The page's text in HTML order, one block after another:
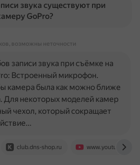
звука существуют при
GoPro?
возможны неточности
club.dns-shop.ru www.youtube.com
записи звука при съёмке на
Встроенный микрофон.
камера была как можно ближе
Для некоторых моделей камер
чехол, который сокращает